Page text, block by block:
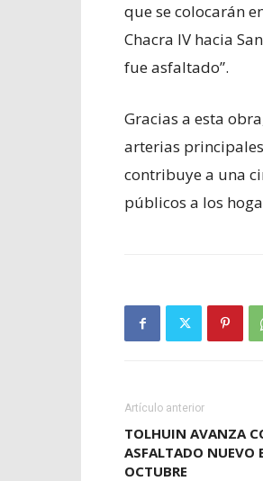
que se colocarán
Chacra IV hacia
fue asfaltado”.
Gracias a esta
arterias
contribuye a una
públicos a los
Artículo anterior
TOLHUIN AVANZA
ASFALTADO NUEVO
OCTUBRE